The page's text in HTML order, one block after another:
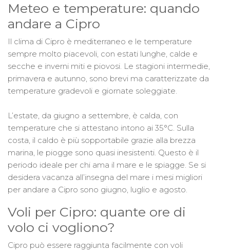
Meteo e temperature: quando
andare a Cipro
Il clima di Cipro è mediterraneo e le temperature
sempre molto piacevoli, con estati lunghe, calde e
secche e inverni miti e piovosi. Le stagioni intermedie,
primavera e autunno, sono brevi ma caratterizzate da
temperature gradevoli e giornate soleggiate.
L’estate, da giugno a settembre, è calda, con
temperature che si attestano intono ai 35°C. Sulla
costa, il caldo è più sopportabile grazie alla brezza
marina, le piogge sono quasi inesistenti. Questo è il
periodo ideale per chi ama il mare e le spiagge. Se si
desidera vacanza all’insegna del mare i mesi migliori
per andare a Cipro sono giugno, luglio e agosto.
Voli per Cipro: quante ore di
volo ci vogliono?
Cipro può essere raggiunta facilmente con voli